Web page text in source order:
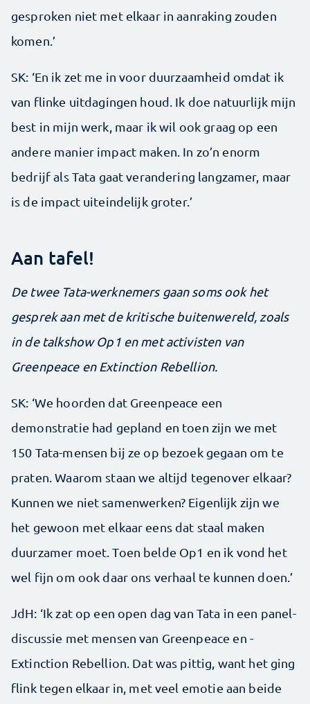
gesproken niet met elkaar in aanraking zouden
komen.’
SK: ‘En ik zet me in voor duurzaamheid omdat ik
van flinke uitdagingen houd. Ik doe natuurlijk mijn
best in mijn werk, maar ik wil ook graag op een
andere manier impact maken. In zo’n enorm
bedrijf als Tata gaat verandering langzamer, maar
is de impact uiteindelijk groter.’
Aan tafel!
De twee Tata-werknemers gaan soms ook het
gesprek aan met de kritische buitenwereld, zoals
in de talkshow Op1 en met activisten van
Greenpeace en Extinction Rebellion.
SK: ‘We hoorden dat Greenpeace een
demonstratie had gepland en toen zijn we met
150 Tata-mensen bij ze op bezoek gegaan om te
praten. Waarom staan we altijd tegenover elkaar?
Kunnen we niet samenwerken? Eigenlijk zijn we
het gewoon met elkaar eens dat staal maken
duurzamer moet. Toen belde Op1 en ik vond het
wel fijn om ook daar ons verhaal te kunnen doen.’
JdH: ‘Ik zat op een open dag van Tata in een panel­
discussie met mensen van Greenpeace en ­
Extinction Rebellion. Dat was pittig, want het ging
flink tegen elkaar in, met veel emotie aan beide